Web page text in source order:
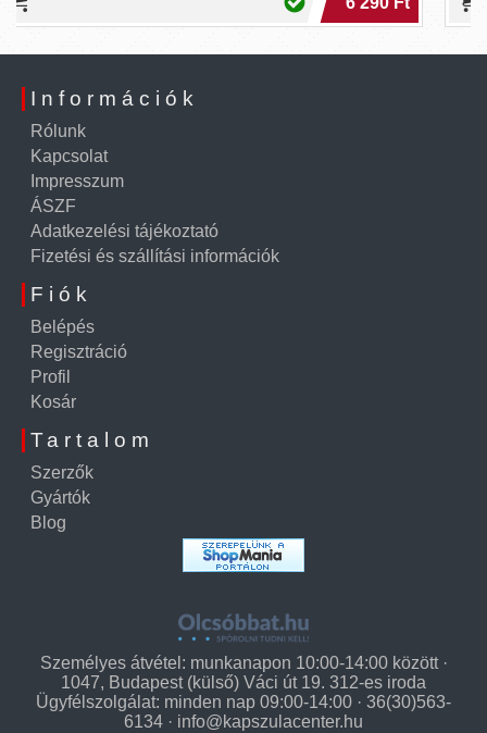
Információk
Rólunk
Kapcsolat
Impresszum
ÁSZF
Adatkezelési tájékoztató
Fizetési és szállítási információk
Fiók
Belépés
Regisztráció
Profil
Kosár
Tartalom
Szerzők
Gyártók
Blog
Személyes átvétel: munkanapon 10:00-14:00 között ·
1047, Budapest (külső) Váci út 19. 312-es iroda
Ügyfélszolgálat: minden nap 09:00-14:00 · 36(30)563-
6134 · info@kapszulacenter.hu